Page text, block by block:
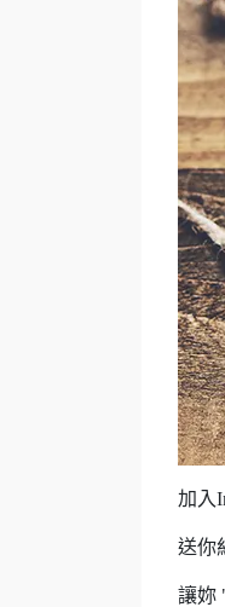
加入
送你
讓妳